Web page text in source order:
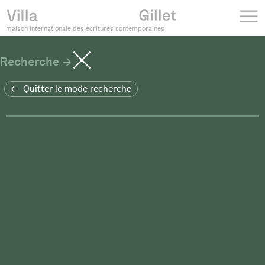
maison internationale des écritures contemporaines
Recherche
Quitter le mode recherche